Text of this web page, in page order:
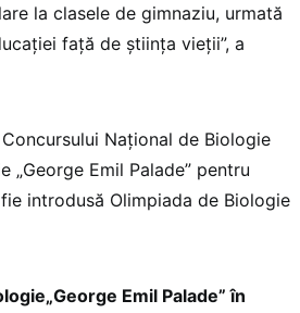
la clasele de gimnaziu, urmată
față de știința vieții”, a
Național de Biologie
„George Emil Palade” pentru
introdusă Olimpiada de Biologie
Emil Palade” în